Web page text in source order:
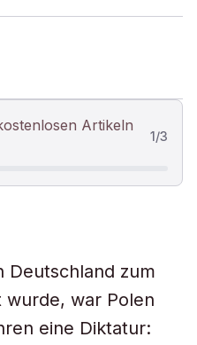
Artikeln
1/3
Deutschland zum
wurde, war Polen
eine Diktatur: